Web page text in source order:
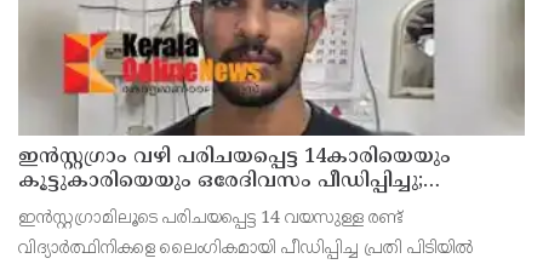
ഇൻസ്റ്റഗ്രാം വഴി പരിചയപ്പെട്ട 14കാരിയെയും
കൂട്ടുകാരിയെയും ഒരേദിവസം പീഡിപ്പിച്ചു;
നഗ്നദൃശ്യം പകര്‍ത്തി: കണ്ണൂർ ചപ്പാരപ്പടവ്
സ്വദേശിയായ 23 വയസുകാരൻ പിടിയിൽ
ഇൻസ്റ്റഗ്രാമിലൂടെ പരിചയപ്പെട്ട 14 വയസുള്ള രണ്ട്
വിദ്യാർത്ഥിനികളെ ലൈംഗികമായി പീഡിപ്പിച്ച പ്രതി പിടിയിൽ